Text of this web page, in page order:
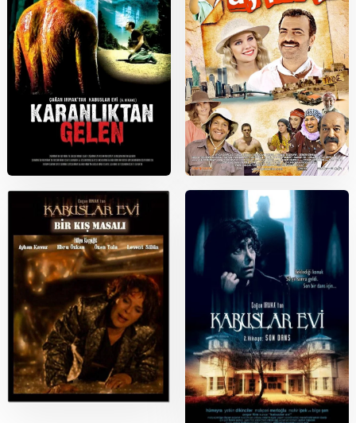
2006
Kabuslar Evi: Karanlıktan Gelen
2010